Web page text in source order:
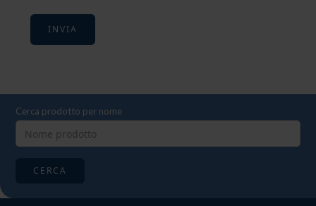
INVIA
Cerca prodotto per nome
CERCA